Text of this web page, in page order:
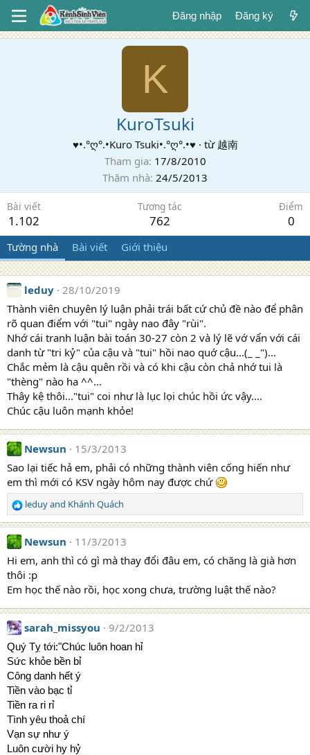
Đăng nhập Đăng ký
K
KuroTsuki
♥•.°ღ°.•Kuro Tsuki•.°ღ°.•♥ · từ 越南
Tham gia 17/8/2010
Thăm nhà 24/5/2013
Bài viết
1.102
Tương tác
762
Điểm
0
Tường nhà Bài viết Giới thiệu
leduy 28/10/2019
Thành viên chuyên lý luận phải trái bất cứ chủ đề nào để phân
rõ quan điểm với "tui" ngày nao đây "rùi".
Nhớ cái tranh luận bài toán 30-27 còn 2 và lý lẽ vớ vẩn với cái
danh từ "tri kỷ" của cậu và "tui" hồi nao quớ cậu...(_ _")...
Chắc mẻm là cậu quên rồi và có khi cậu còn chả nhớ tui là
"thèng" nào ha ^^...
Thây kệ thôi..."tui" coi như là lục lọi chúc hồi ức vậy....
Chúc cậu luôn mạnh khỏe!
Newsun
15/3/2013
Sao lại tiếc hả em, phải có những thành viên cống hiến như
em thì mới có KSV ngày hôm nay được chứ
R
e
a
c
t
i
o
n
s
:
leduyand Khánh Quách
Newsun
11/3/2013
Hi em, anh thì có gì mà thay đổi đâu em, có chăng là già hơn
thôi :p
Em học thế nào rồi, học xong chưa, trường luật thế nào?
sarah_missyou 9/2/2013
Quý Tỵ tới:"Chúc luôn hoan hỉ
Sức khỏe bền bỉ
Công danh hết ý
Tiền vào bạc tỉ
Tiền ra ri rỉ
Tình yêu thoả chí
Vạn sự như ý
Luôn cười hy hỷ